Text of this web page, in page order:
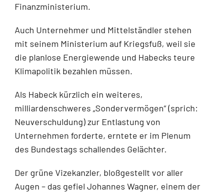
Finanzministerium.
Auch Unternehmer und Mittelständler stehen
mit seinem Ministerium auf Kriegsfuß, weil sie
die planlose Energiewende und Habecks teure
Klimapolitik bezahlen müssen.
Als Habeck kürzlich ein weiteres,
milliardenschweres „Sondervermögen“ (sprich:
Neuverschuldung) zur Entlastung von
Unternehmen forderte, erntete er im Plenum
des Bundestags schallendes Gelächter.
Der grüne Vizekanzler, bloßgestellt vor aller
Augen – das gefiel Johannes Wagner, einem der